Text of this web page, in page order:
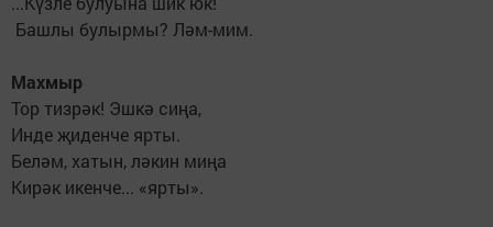
Башлы булырмы? Ләм-мим.
Махмыр
Тор тизрәк! Эшкә сиңа,
Инде җиденче ярты.
Беләм, хатын, ләкин миңа
Кирәк икенче... «ярты».